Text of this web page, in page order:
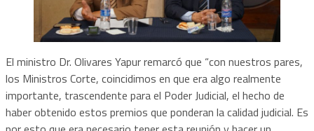
El ministro Dr. Olivares Yapur remarcó que “con nuestros pares,
los Ministros Corte, coincidimos en que era algo realmente
importante, trascendente para el Poder Judicial, el hecho de
haber obtenido estos premios que ponderan la calidad judicial. Es